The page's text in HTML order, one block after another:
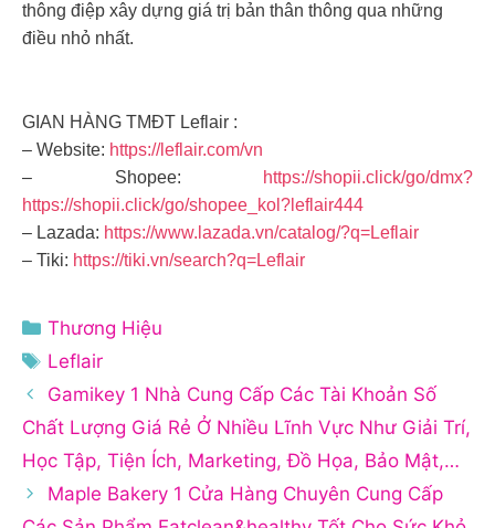
thông điệp xây dựng giá trị bản thân thông qua những
điều nhỏ nhất.
GIAN HÀNG TMĐT Leflair :
– Website: https://leflair.com/vn
– Shopee:
https://shopii.click/go/dmx?
https://shopii.click/go/shopee_kol?leflair444
– Lazada: https://www.lazada.vn/catalog/?q=Leflair
– Tiki: https://tiki.vn/search?q=Leflair
Danh
mục
Thương Hiệu
Thẻ
Leflair
Gamikey 1 Nhà Cung Cấp Các Tài Khoản Số
Chất Lượng Giá Rẻ Ở Nhiều Lĩnh Vực Như Giải Trí,
Học Tập, Tiện Ích, Marketing, Đồ Họa, Bảo Mật,…
Maple Bakery 1 Cửa Hàng Chuyên Cung Cấp